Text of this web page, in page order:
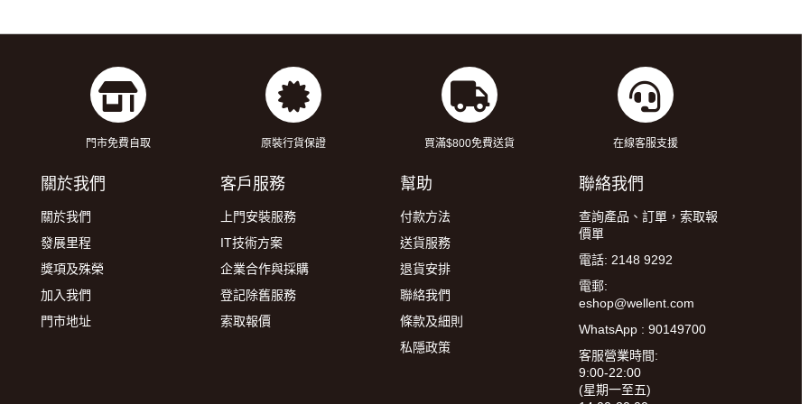
門市免費自取 原裝行貨保證 買滿$800免費送貨 在線客服支援
關於我們
關於我們
發展里程
獎項及殊榮
加入我們
門市地址
客戶服務
上門安裝服務
IT技術方案
企業合作與採購
登記除舊服務
索取報價
幫助
付款方法
送貨服務
退貨安排
聯絡我們
條款及細則
私隱政策
聯絡我們
查詢產品、訂單，索取報
價單
電話: 2148 9292
電郵:
eshop@wellent.com
WhatsApp : 90149700
客服營業時間:
9:00-22:00
(星期一至五)